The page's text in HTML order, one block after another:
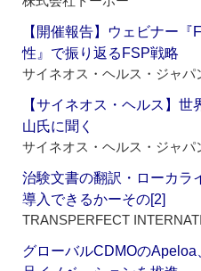
【開催報告】ウェビナー
性』で振り返るFSP戦略
サイネオス・ヘルス・ジャパ
【サイネオス・ヘルス】
山氏に聞く
サイネオス・ヘルス・ジャパ
治験文書の翻訳・ローカラ
導入できるかーその[2]
TRANSPERFECT
グローバルCDMOの